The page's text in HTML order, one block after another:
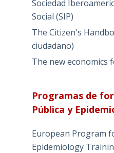
Sociedad
Social (SIP)
The Citizen's
ciudadano)
The new economics
Programas de
Pública y
European Program
Epidemiology